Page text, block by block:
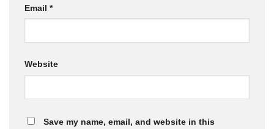
Email *
Website
Save my name, email, and website in this